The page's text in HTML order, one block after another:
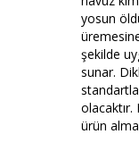
yosun
şekilde
sunar.
olacaktır.
ürün